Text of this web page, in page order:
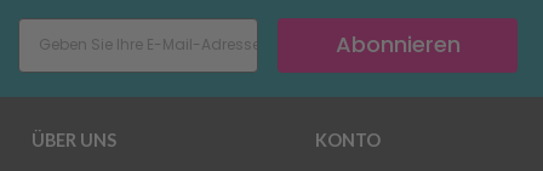
Abonnieren
ÜBER UNS KONTO